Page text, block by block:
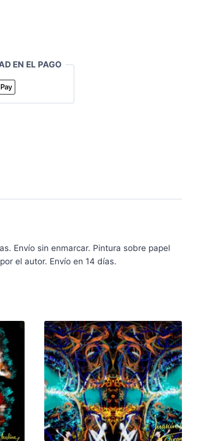
EN EL PAGO
Envío sin enmarcar. Pintura sobre papel
el autor. Envío en 14 días.